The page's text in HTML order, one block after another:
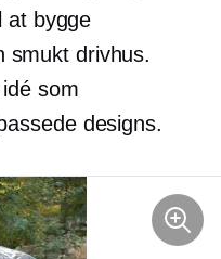
at bygge
smukt drivhus.
som
designs.